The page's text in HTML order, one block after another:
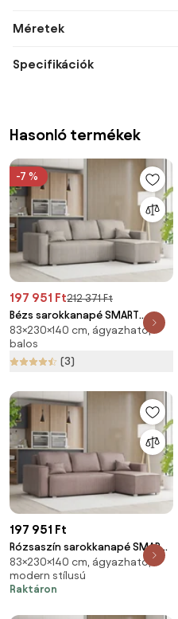
Méretek
Specifikációk
Hasonló termékek
-7 %
197 951 Ft212 371 Ft
Bézs sarokkanapé SMART
COSARO, kétoldalas + 2 párna
AJÁNDÉK
83×230×140 cm, ágyazható,
balos
(3)
197 951 Ft
Rózsaszín sarokkanapé SMART
COSARO, kétoldalas + 2 párna
AJÁNDÉK
83×230×140 cm, ágyazható,
modern stílusú
Raktáron